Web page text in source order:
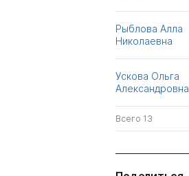
Рыблова Алла
Николаевна
Ускова Ольга
Александровна
Всего 13